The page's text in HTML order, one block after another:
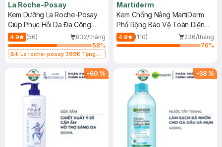
La Roche-Posay
Kem Dưỡng La Roche-Posay
Giúp Phục Hồi Da Đa Công
Dụng 40ml
4.9 (56)
832/tháng
58%
Bill La roche-posay 399K Tặng
(SL có hạn)
Martiderm
Kem Chống Nắng MartiDerm
Phổ Rộng Bảo Vệ Toàn Diện
40ml
4.9 (110)
236/tháng
76%
-60 % -38 %